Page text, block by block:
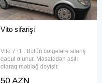
Vito sifarişi
Vito 7+1 . Bütün bölgələrə sifariş
qəbul olunur. Məsafədən asılı
olaraq məbləğ dəyişir.
50 AZN